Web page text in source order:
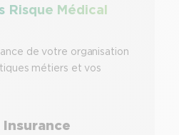
Risque Médical
de votre organisation
métiers et vos
Insurance